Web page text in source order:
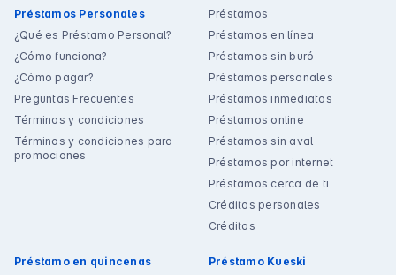
Préstamos Personales
¿Qué es Préstamo Personal?
¿Cómo funciona?
¿Cómo pagar?
Preguntas Frecuentes
Términos y condiciones
Términos y condiciones para
promociones
Préstamos
Préstamos en línea
Préstamos sin buró
Préstamos personales
Préstamos inmediatos
Préstamos online
Préstamos sin aval
Préstamos por internet
Préstamos cerca de ti
Créditos personales
Créditos
Préstamo en quincenas
Préstamo Kueski